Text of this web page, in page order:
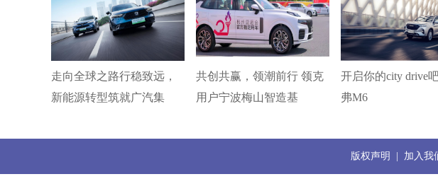
走向全球之路行稳致远，
新能源转型筑就广汽集
共创共赢，领潮前行 领克
用户宁波梅山智造基
开启你的city drive
弗M6
版权声明 加入我